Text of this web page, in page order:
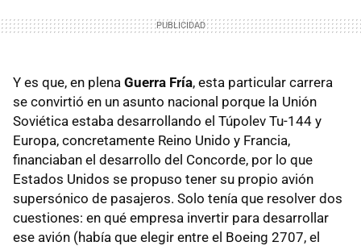
Y es que, en plena Guerra Fría, esta particular carrera
se convirtió en un asunto nacional porque la Unión
Soviética estaba desarrollando el Túpolev Tu-144 y
Europa, concretamente Reino Unido y Francia,
financiaban el desarrollo del Concorde, por lo que
Estados Unidos se propuso tener su propio avión
supersónico de pasajeros. Solo tenía que resolver dos
cuestiones: en qué empresa invertir para desarrollar
ese avión (había que elegir entre el Boeing 2707, el